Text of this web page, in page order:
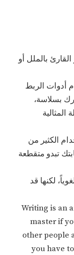
بالملل أو
أدوات الربط
بسلاسة،
الكثير من
تبدو متقطعة
لكنها قد
Writing is an
master if
other people
you have